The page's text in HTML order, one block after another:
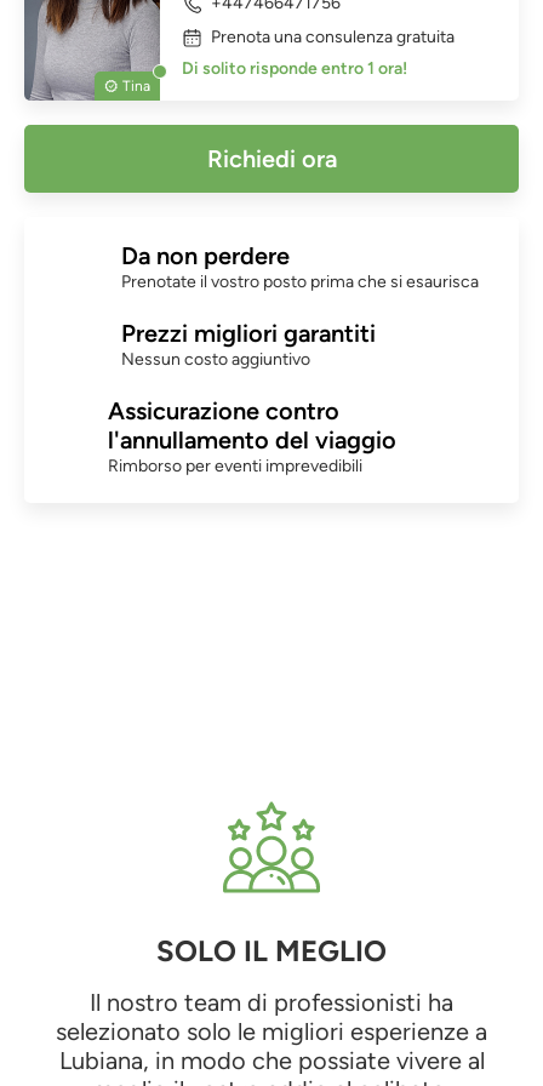
Tina
Prenota una consulenza gratuita
Di solito risponde entro 1 ora!
Richiedi ora
Da non perdere
Prenotate il vostro posto prima che si esaurisca
Prezzi migliori garantiti
Nessun costo aggiuntivo
Assicurazione contro
l'annullamento del viaggio
Rimborso per eventi imprevedibili
SOLO IL MEGLIO
Il nostro team di professionisti ha
selezionato solo le migliori esperienze a
Lubiana, in modo che possiate vivere al